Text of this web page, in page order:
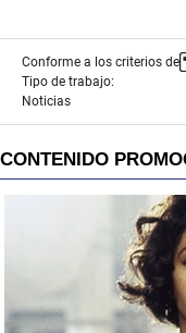
Conforme a los criterios de
Tipo de trabajo:
Noticias